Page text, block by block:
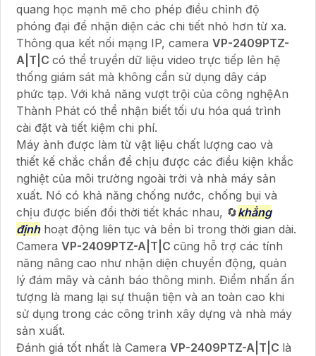
quang học mạnh mẽ cho phép điều chỉnh độ
phóng đại để nhận diện các chi tiết nhỏ hơn từ xa.
Thông qua kết nối mạng IP, camera VP-2409PTZ-
A|T|C có thể truyền dữ liệu video trực tiếp lên hệ
thống giám sát mà không cần sử dụng dây cáp
phức tạp. Với khả năng vượt trội của công nghệAn
Thành Phát có thể nhận biết tối ưu hóa quá trình
cài đặt và tiết kiệm chi phí.
Máy ảnh được làm từ vật liệu chất lượng cao và
thiết kế chắc chắn để chịu được các điều kiện khắc
nghiệt của môi trường ngoài trời và nhà máy sản
xuất. Nó có khả năng chống nước, chống bụi và
chịu được biến đổi thời tiết khác nhau, 🔄khẳng
địnhhoạt động liên tục và bền bỉ trong thời gian dài.
Camera VP-2409PTZ-A|T|C cũng hỗ trợ các tính
năng nâng cao như nhận diện chuyển động, quản
lý đám mây và cảnh báo thông minh. Điểm nhấn ấn
tượng là mang lại sự thuận tiện và an toàn cao khi
sử dụng trong các công trình xây dựng và nhà máy
sản xuất.
Đánh giá tốt nhất là Camera VP-2409PTZ-A|T|C là